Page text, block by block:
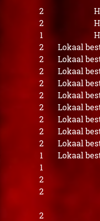
2
2
1
2 Lokaal
2 Lokaal
2 Lokaal
2 Lokaal
2 Lokaal
2 Lokaal
2 Lokaal
2 Lokaal
2 Lokaal
1 Lokaal
1
2
2
2